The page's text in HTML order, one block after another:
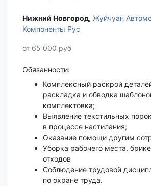
Нижний Новгород‎, Жуйчуан
Компоненты Рус
от 65 000 руб
Обязанности:
Комплексный раскрой
раскладка и обводка
комплектовка;
Выявление текстильных
в процессе настилания;
Оказание помощи другим
Уборка рабочего места,
отходов
Соблюдение трудовой
по охране труда.